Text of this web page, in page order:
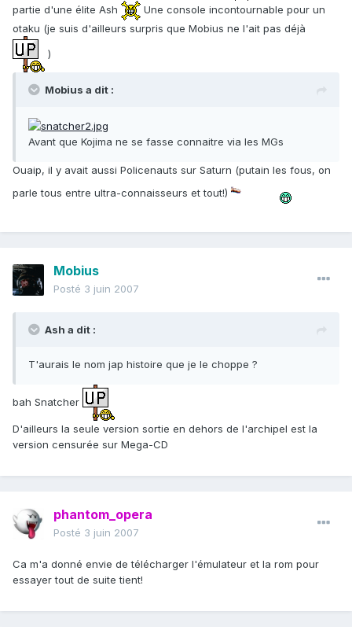
partie d'une élite Ash
Une console incontournable pour un
otaku (je suis d'ailleurs surpris que Mobius ne l'ait pas déjà
)
Mobius a dit :
Avant que Kojima ne se fasse connaitre via les MGs
Ouaip, il y avait aussi Policenauts sur Saturn (putain les fous, on
parle tous entre ultra-connaisseurs et tout!)
Mobius
Posté 3 juin 2007
Ash a dit :
T'aurais le nom jap histoire que je le choppe ?
bah Snatcher
D'ailleurs la seule version sortie en dehors de l'archipel est la
version censurée sur Mega-CD
phantom_opera
Posté 3 juin 2007
Ca m'a donné envie de télécharger l'émulateur et la rom pour
essayer tout de suite tient!